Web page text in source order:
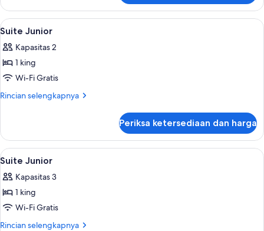
Kamar
Premium
Lihat
semua
foto
untuk
Suite
Junior
Seprai premium, tempat tidur Select
5
Suite Junior
Kapasitas 2
1 king
Wi-Fi Gratis
Rincian selengkapnya
Rincian
Suite
Junior
Periksa ketersediaan dan harga
Lihat
semua
foto
untuk
Suite
Junior
Seprai premium, tempat tidur Select
5
Suite Junior
Kapasitas 3
1 king
Wi-Fi Gratis
Rincian selengkapnya
Rincian